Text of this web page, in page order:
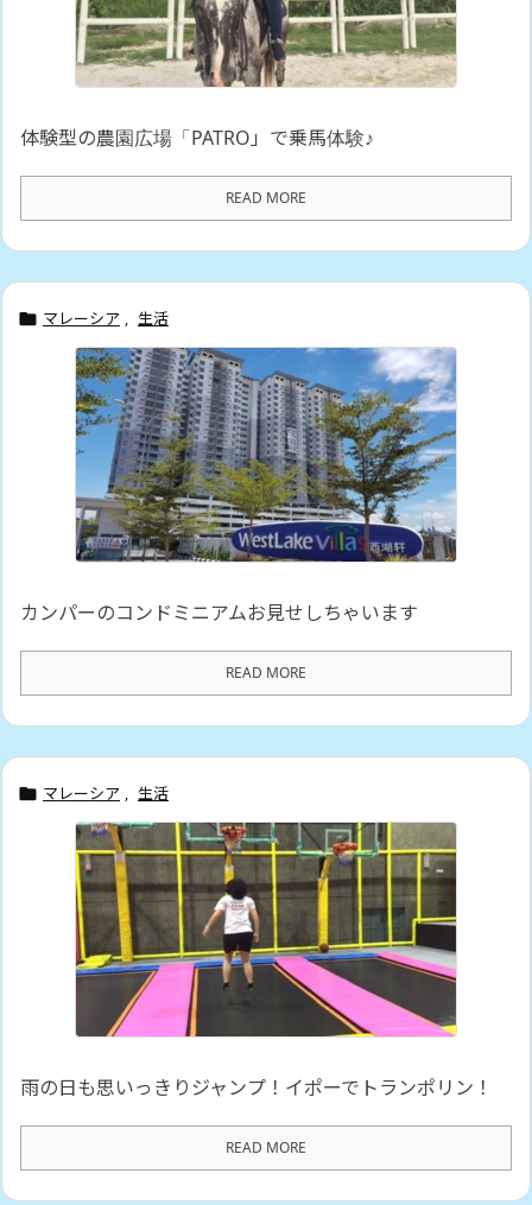
体験型の農園広場「PATRO」で乗馬体験♪
READ MORE
 マレーシア , 生活
カンパーのコンドミニアムお見せしちゃいます
READ MORE
 マレーシア , 生活
雨の日も思いっきりジャンプ！イポーでトランポリン！
READ MORE